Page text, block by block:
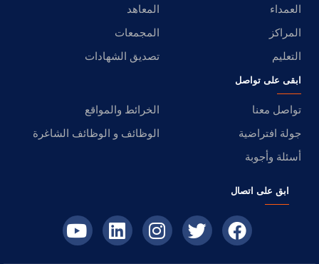
العمداء
المعاهد
المراكز
المجمعات
التعليم
تصديق الشهادات
ابقى على تواصل
تواصل معنا
الخرائط والمواقع
جولة افتراضية
الوظائف و الوظائف الشاغرة
أسئلة وأجوبة
ابق على اتصال